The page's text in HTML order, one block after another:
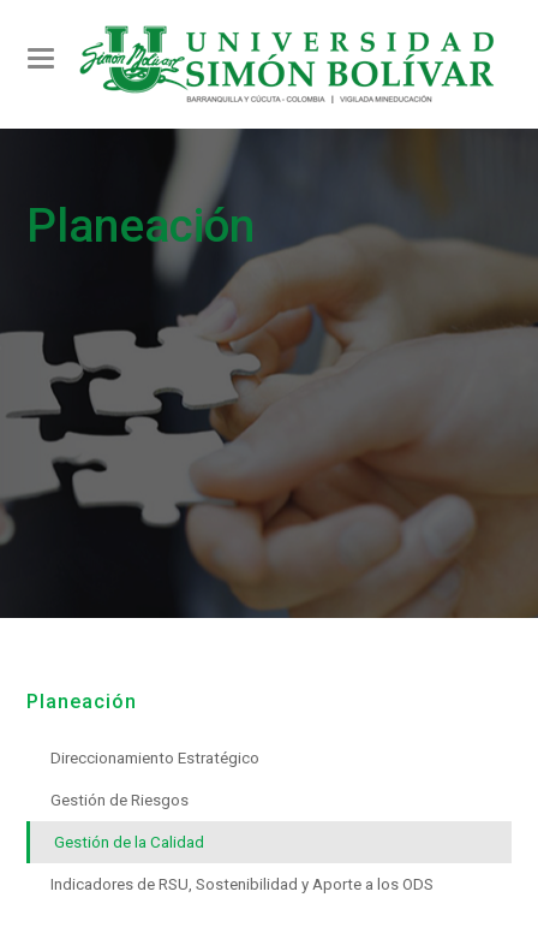
Toggle navigation
Planeación
Planeación
Direccionamiento Estratégico
Gestión de Riesgos
Gestión de la Calidad
Indicadores de RSU, Sostenibilidad y Aporte a los ODS